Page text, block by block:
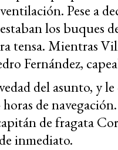
Pese a
los buques
tensa. Mientras
Fernández,
del asunto, y
de
de fragata
inmediato.